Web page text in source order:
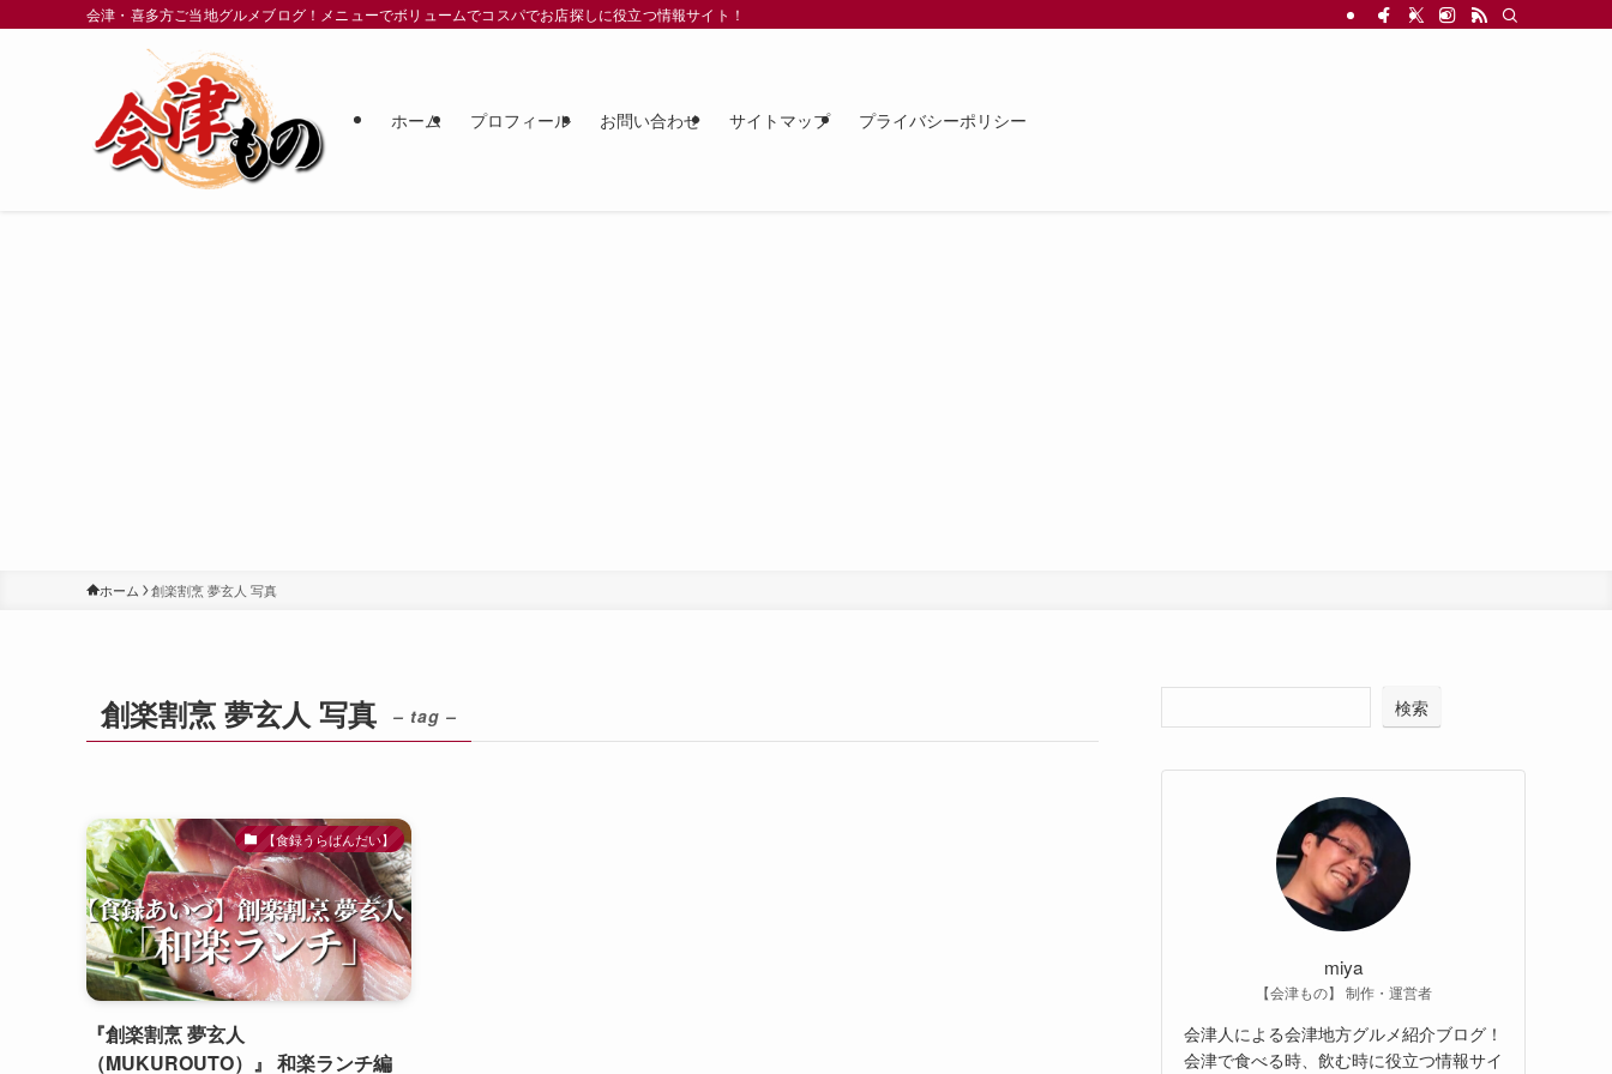
会津・喜多方ご当地グルメブログ！メニューでボリュームでコスパでお店探しに役立つ情報サイト！
ホーム プロフィール お問い合わせ サイトマップ プライバシーポリシー
ホーム 創楽割烹 夢玄人 写真
創楽割烹 夢玄人 写真 – tag –
【食録うらばんだい】
『創楽割烹 夢玄人
（MUKUROUTO）』 和楽ランチ編
検索
miya
【会津もの】 制作・運営者
会津人による会津地方グルメ紹介ブログ！
会津で食べる時、飲む時に役立つ情報サイ